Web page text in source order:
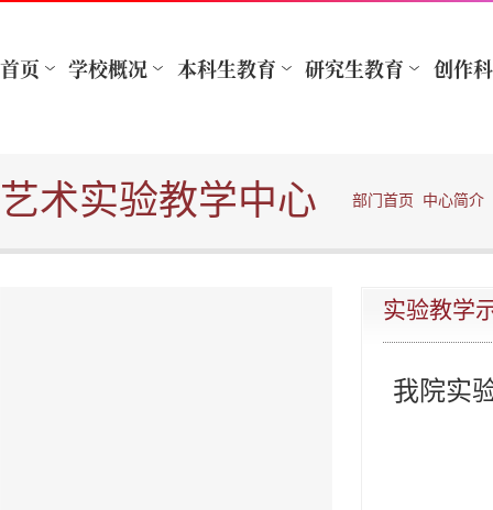
艺术实验教学中心 部门首页 中心简介
实验教学
我院实